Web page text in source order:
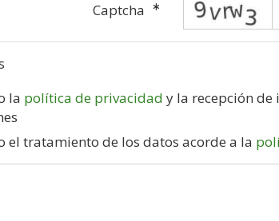
Captcha
la política de privacidad y la recepción
el tratamiento de los datos acorde a la